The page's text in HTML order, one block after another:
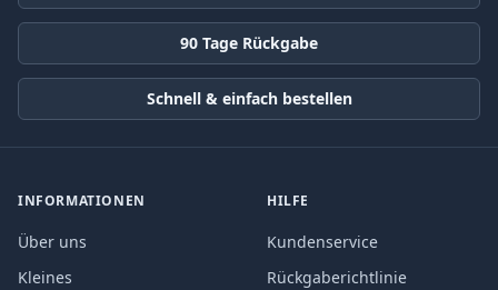
90 Tage Rückgabe
Schnell & einfach bestellen
INFORMATIONEN
Über uns
Kleines
HILFE
Kundenservice
Rückgaberichtlinie